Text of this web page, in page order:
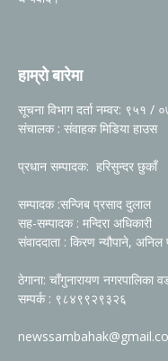
हाम्रो बारेमा
सूचना विभाग दर्ता नम्वर: ९५१ /
संचालक : संवाहक मिडिया हाउस
प्रधान सम्पादक: हरिसुन्दर छुकाँ
सम्पादक :सन्जिब प्रसाद दुलाल
सह-सम्पादक : मन्दिरा अधिकारी
संवाददाता : किरण न्यौपाने,
ठेगाना: चाँगुनारायण नगरपालिका
सम्पर्क : ९८४९९२९३२६